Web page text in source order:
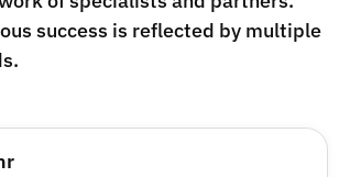
success is reflected by multiple